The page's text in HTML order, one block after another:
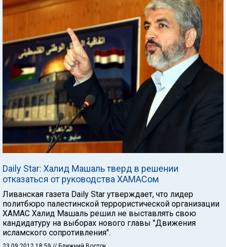
Daily Star: Халид Машаль тверд в решении
отказаться от руководства ХАМАСом
Ливанская газета Daily Star утверждает, что лидер
политбюро палестинской террористической организации
ХАМАС Халид Машаль решил не выставлять свою
кандидатуру на выборах нового главы "Движения
исламского сопротивления".